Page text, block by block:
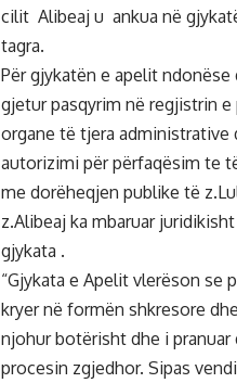
cilit Alibeaj u ankua në
tagra.
Për gjykatën e apelit
gjetur pasqyrim në regjistrin
organe të tjera administrative
autorizimi për përfaqësim te
me dorëheqjen publike të
z.Alibeaj ka mbaruar
gjykata .
“Gjykata e Apelit vlerëson se
kryer në formën shkresore
njohur botërisht dhe i
procesin zgjedhor. Sipas